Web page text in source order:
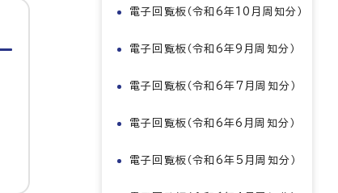
電子回覧板（令和6年10月周知分）
電子回覧板（令和6年9月周知分）
電子回覧板（令和6年7月周知分）
電子回覧板（令和6年6月周知分）
電子回覧板（令和6年5月周知分）